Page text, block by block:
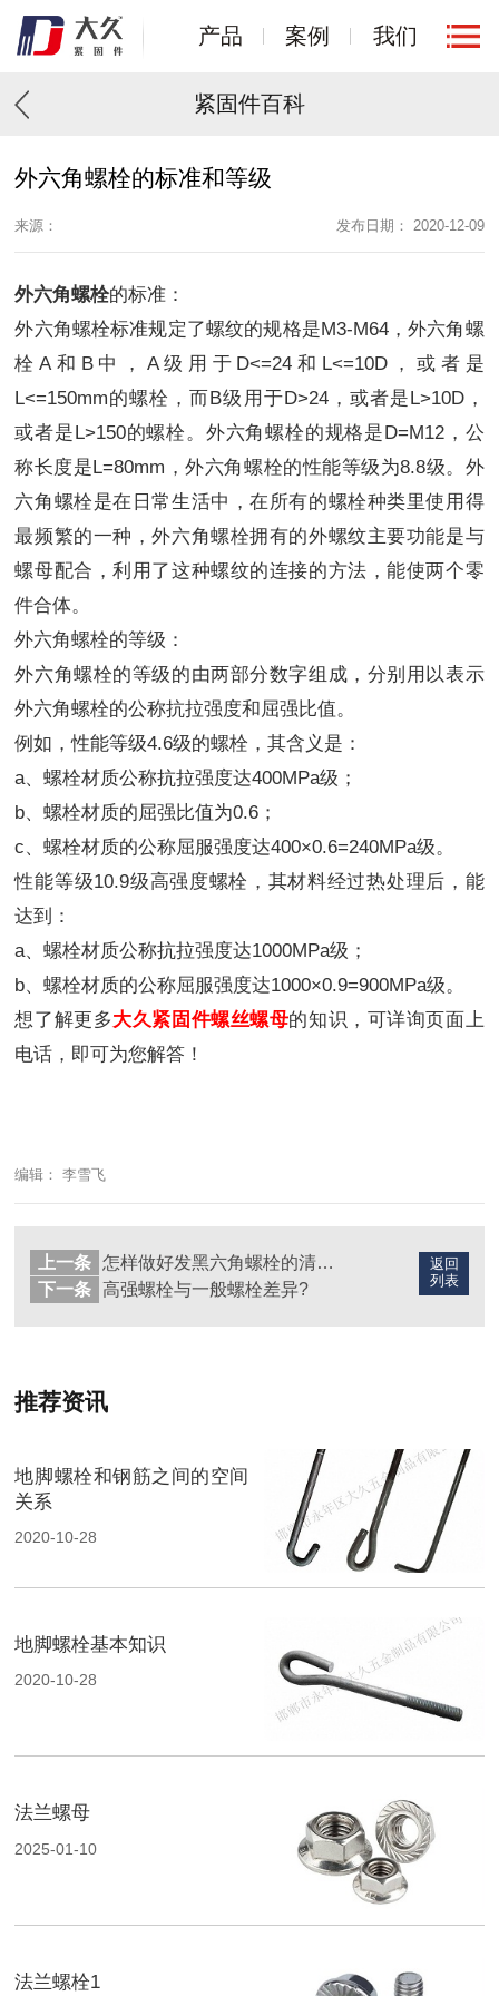
产品 案例 我们
紧固件百科
外六角螺栓的标准和等级
来源： 发布日期： 2020-12-09
外六角螺栓的标准：
外六角螺栓标准规定了螺纹的规格是M3-M64，外六角螺
栓A和B中，A级用于D<=24和L<=10D，或者是
L<=150mm的螺栓，而B级用于D>24，或者是L>10D，
或者是L>150的螺栓。外六角螺栓的规格是D=M12，公
称长度是L=80mm，外六角螺栓的性能等级为8.8级。外
六角螺栓是在日常生活中，在所有的螺栓种类里使用得
最频繁的一种，外六角螺栓拥有的外螺纹主要功能是与
螺母配合，利用了这种螺纹的连接的方法，能使两个零
件合体。
外六角螺栓的等级：
外六角螺栓的等级的由两部分数字组成，分别用以表示
外六角螺栓的公称抗拉强度和屈强比值。
例如，性能等级4.6级的螺栓，其含义是：
a、螺栓材质公称抗拉强度达400MPa级；
b、螺栓材质的屈强比值为0.6；
c、螺栓材质的公称屈服强度达400×0.6=240MPa级。
性能等级10.9级高强度螺栓，其材料经过热处理后，能
达到：
a、螺栓材质公称抗拉强度达1000MPa级；
b、螺栓材质的公称屈服强度达1000×0.9=900MPa级。
想了解更多大久紧固件螺丝螺母的知识，可详询页面上
电话，即可为您解答！
编辑： 李雪飞
返回
列表
上一条
怎样做好发黑六角螺栓的清洁工作？
下一条
高强螺栓与一般螺栓差异?
推荐资讯
地脚螺栓和钢筋之间的空间
关系
2020-10-28
地脚螺栓基本知识
2020-10-28
法兰螺母
2025-01-10
法兰螺栓1